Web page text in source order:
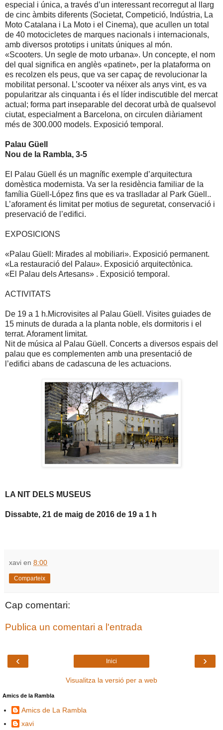
especial i única, a través d’un interessant recorregut al llarg
de cinc àmbits diferents (Societat, Competició, Indústria, La
Moto Catalana i La Moto i el Cinema), que acullen un total
de 40 motocicletes de marques nacionals i internacionals,
amb diversos prototips i unitats úniques al món.
«Scooters. Un segle de moto urbana». Un concepte, el nom
del qual significa en anglès «patinet», per la plataforma on
es recolzen els peus, que va ser capaç de revolucionar la
mobilitat personal. L’scooter va néixer als anys vint, es va
popularitzar als cinquanta i és el líder indiscutible del mercat
actual; forma part inseparable del decorat urbà de qualsevol
ciutat, especialment a Barcelona, on circulen diàriament
més de 300.000 models. Exposició temporal.
Palau Güell
Nou de la Rambla, 3-5
El Palau Güell és un magnífic exemple d’arquitectura
domèstica modernista. Va ser la residència familiar de la
família Güell-López fins que es va traslladar al Park Güell..
L’aforament és limitat per motius de seguretat, conservació i
preservació de l’edifici.
EXPOSICIONS
«Palau Güell: Mirades al mobiliari». Exposició permanent.
«La restauració del Palau». Exposició arquitectònica.
«El Palau dels Artesans» . Exposició temporal.
ACTIVITATS
De 19 a 1 h.Microvisites al Palau Güell. Visites guiades de
15 minuts de durada a la planta noble, els dormitoris i el
terrat. Aforament limitat.
Nit de música al Palau Güell. Concerts a diversos espais del
palau que es complementen amb una presentació de
l’edifici abans de cadascuna de les actuacions.
LA NIT DELS MUSEUS
Dissabte, 21 de maig de 2016 de 19 a 1 h
xavi en 8:00
Comparteix
Cap comentari:
Publica un comentari a l'entrada
‹ ›
Inici
Visualitza la versió per a web
Amics de la Rambla
Amics de La Rambla
xavi